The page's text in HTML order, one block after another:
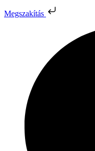
Megszakítás